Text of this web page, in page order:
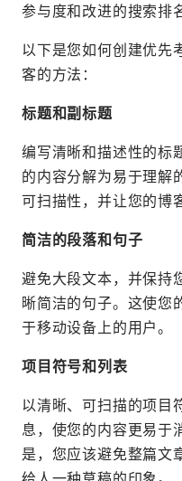
参与度和改进的搜索排
以下是您如何创建优先
客的方法：
标题和副标题
编写清晰和描述性的标
的内容分解为易于理解
可扫描性，并让您的博
简洁的段落和句子
避免大段文本，并保持
晰简洁的句子。这使您
于移动设备上的用户。
项目符号和列表
以清晰、可扫描的项目
息，使您的内容更易于
是，您应该避免整篇文